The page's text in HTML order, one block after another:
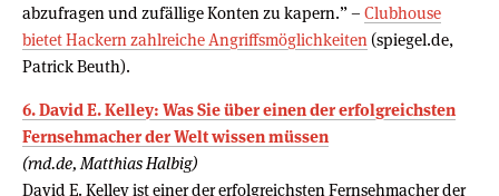
abzufragen und zufällige Konten zu kapern.” – Clubhouse
bietet Hackern zahlreiche Angriffsmöglichkeiten (spiegel.de,
Patrick Beuth).
6. David E. Kelley: Was Sie über einen der erfolgreichsten
Fernsehmacher der Welt wissen müssen
(rnd.de, Matthias Halbig)
David E. Kelley ist einer der erfolgreichsten Fernsehmacher der